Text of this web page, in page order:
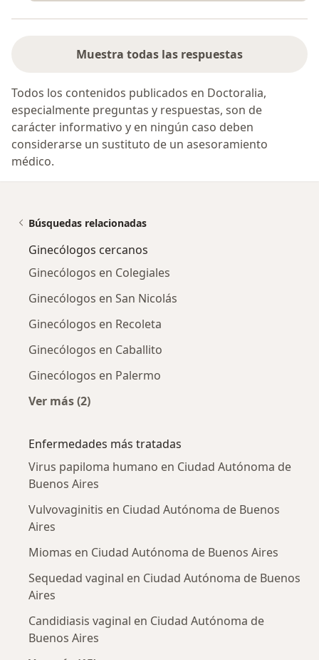
Muestra todas las respuestas
Todos los contenidos publicados en Doctoralia,
especialmente preguntas y respuestas, son de
carácter informativo y en ningún caso deben
considerarse un sustituto de un asesoramiento
médico.
Búsquedas relacionadas
Ginecólogos cercanos
Ginecólogos en Colegiales
Ginecólogos en San Nicolás
Ginecólogos en Recoleta
Ginecólogos en Caballito
Ginecólogos en Palermo
Ver más (2)
Enfermedades más tratadas
Virus papiloma humano en Ciudad Autónoma de
Buenos Aires
Vulvovaginitis en Ciudad Autónoma de Buenos
Aires
Miomas en Ciudad Autónoma de Buenos Aires
Sequedad vaginal en Ciudad Autónoma de Buenos
Aires
Candidiasis vaginal en Ciudad Autónoma de
Buenos Aires